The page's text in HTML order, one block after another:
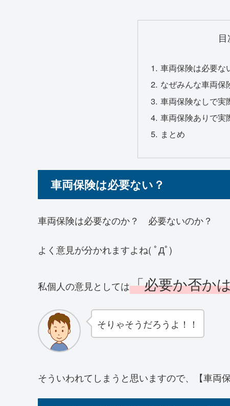
目
車両保険は必要な
なぜみんな車両保
車両保険なしで実
車両保険ありで実
まとめ
車両保険は必要ない？
車両保険は必要なのか？ 必要ないのか？
よく意見が分かれますよね( ﾟДﾟ)
私個人の意見としては「必要か否か
そりゃそうだろうよ！！
そういわれてしまうと思いますので、【車両